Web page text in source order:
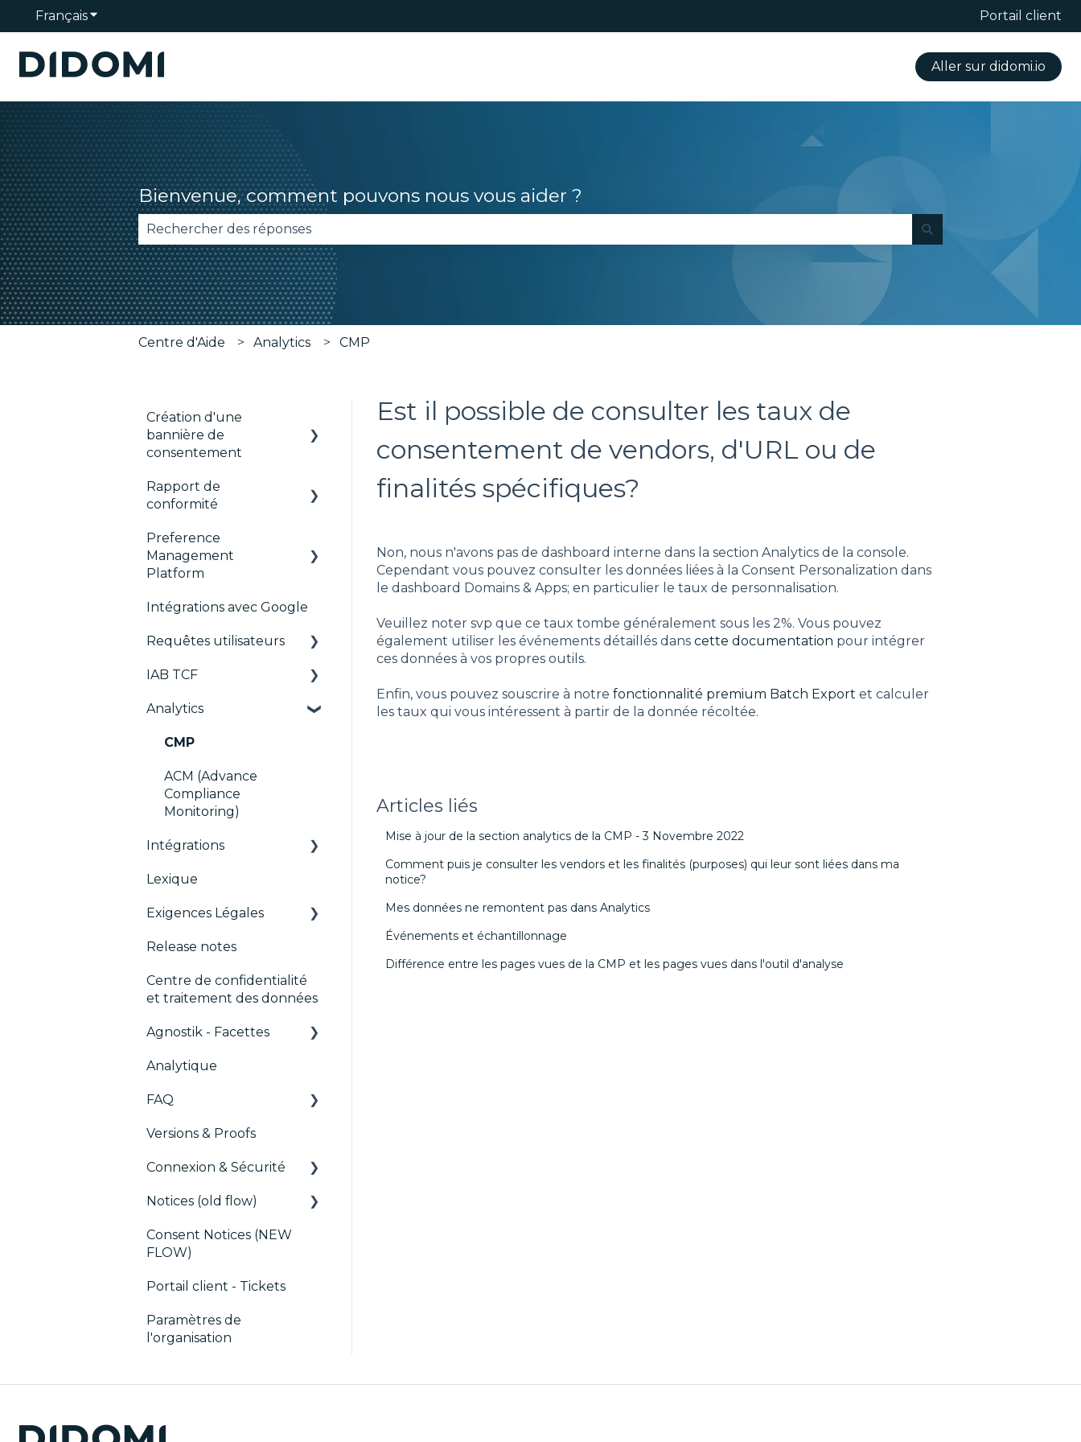
FrançaisAfficher le sous-menu pour les traductions Portail client
Aller sur didomi.io
Bienvenue, comment pouvons nous vous aider ?
Il n'y a aucune suggestion car le champ de recherche est vide.
Centre d'Aide Analytics CMP
Est il possible de consulter les taux de
consentement de vendors, d'URL ou de
finalités spécifiques?
Non, nous n'avons pas de dashboard interne dans la section Analytics de la console.
Cependant vous pouvez consulter les données liées à la Consent Personalization dans
le dashboard Domains & Apps; en particulier le taux de personnalisation.
Veuillez noter svp que ce taux tombe généralement sous les 2%. Vous pouvez
également utiliser les événements détaillés dans cette documentation pour intégrer
ces données à vos propres outils.
Enfin, vous pouvez souscrire à notre fonctionnalité premium Batch Export et calculer
les taux qui vous intéressent à partir de la donnée récoltée.
Articles liés
Mise à jour de la section analytics de la CMP - 3 Novembre 2022
Comment puis je consulter les vendors et les finalités (purposes) qui leur sont liées dans ma
notice?
Mes données ne remontent pas dans Analytics
Événements et échantillonnage
Différence entre les pages vues de la CMP et les pages vues dans l'outil d'analyse
Création d'une
bannière de
consentement
Les fondamentaux
Gérer les Vendors et
Purposes
Personnalisation
Multi-réglementations
Frameworks
Intégrations
Migration de la console
IAB GPP Framework
Rapport de
conformité
CMP Vendor Sync
Advanced Compliance
Preference
Management
Platform
Configuration Tree
Widget
Déployer
Intégrations avec Google
Requêtes utilisateurs
Requêtes utilisateurs
Widgets
IAB TCF
Google & le TCF
TCFv2 Présentation
Guides de Migration
TCF v2.2
Analytics
CMP
ACM (Advance
Compliance
Monitoring)
Intégrations
AB testing
Paywalls
CMS
Analytics
génériques
Marketing automatisé
Lexique
Exigences Légales
Didomi SDK compliance
Release notes
Centre de confidentialité
et traitement des données
Agnostik - Facettes
Trackers
Analytique
FAQ
CMP / Configuration
pour les éditeurs
CMP / Implémenter
une bannière de
CMP / CPRA
Versions & Proofs
Connexion & Sécurité
SSO
Utilisateurs, Équipes et
Permissions
Notices (old flow)
Déploiement et tests
Consent Notices (NEW
FLOW)
Portail client - Tickets
Paramètres de
l'organisation